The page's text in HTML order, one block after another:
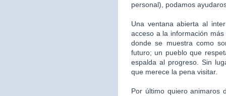
personal), podamos
Una ventana abierta al
acceso a la información
donde se muestra como
futuro; un pueblo que
espalda al progreso. Sin
que merece la pena visitar.
Por último quiero animaros